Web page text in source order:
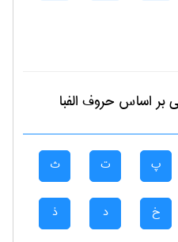
بر اساس حروف الفبا
پ ت ث
خ د ذ